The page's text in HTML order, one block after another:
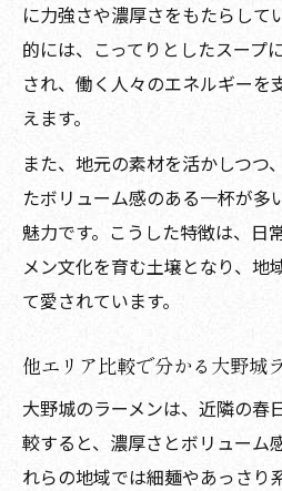
に力強さや濃厚さをもたらして
的には、こってりとしたスープ
され、働く人々のエネルギーを
えます。
また、地元の素材を活かしつつ
たボリューム感のある一杯が多
魅力です。こうした特徴は、日
メン文化を育む土壌となり、地
て愛されています。
他エリア比較で分かる大野城
大野城のラーメンは、近隣の春
較すると、濃厚さとボリューム
れらの地域では細麺やあっさり